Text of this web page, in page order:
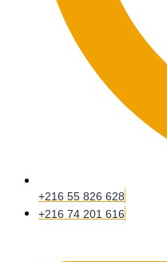
+216 55 826 628
+216 74 201 616